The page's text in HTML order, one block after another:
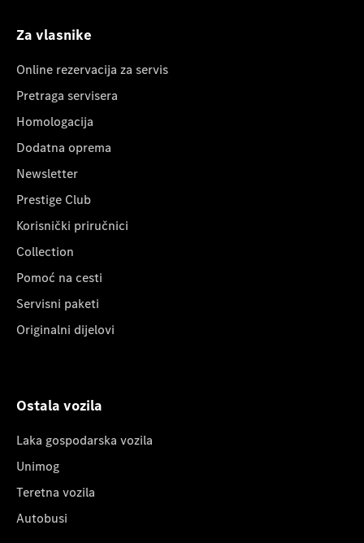
Za vlasnike
Online rezervacija za servis
Pretraga servisera
Homologacija
Dodatna oprema
Newsletter
Prestige Club
Korisnički priručnici
Collection
Pomoć na cesti
Servisni paketi
Originalni dijelovi
Ostala vozila
Laka gospodarska vozila
Unimog
Teretna vozila
Autobusi